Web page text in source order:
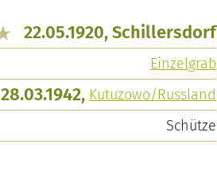
22.05.1920, Schillersdorf
Einzelgrab
28.03.1942, Kutuzowo/Russland
Schütze